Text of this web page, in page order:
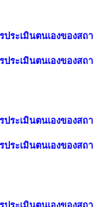
ประเมินตนเองของส
ประเมินตนเองของส
ประเมินตนเองของส
ประเมินตนเองของส